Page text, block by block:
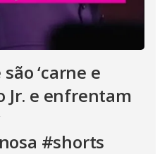
‘carne e
Jr. e enfrentam
#shorts